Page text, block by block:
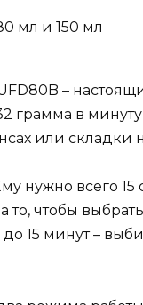
мл и 150 мл
–
грамма в
или складки
нужно всего
чтобы
15 минут –